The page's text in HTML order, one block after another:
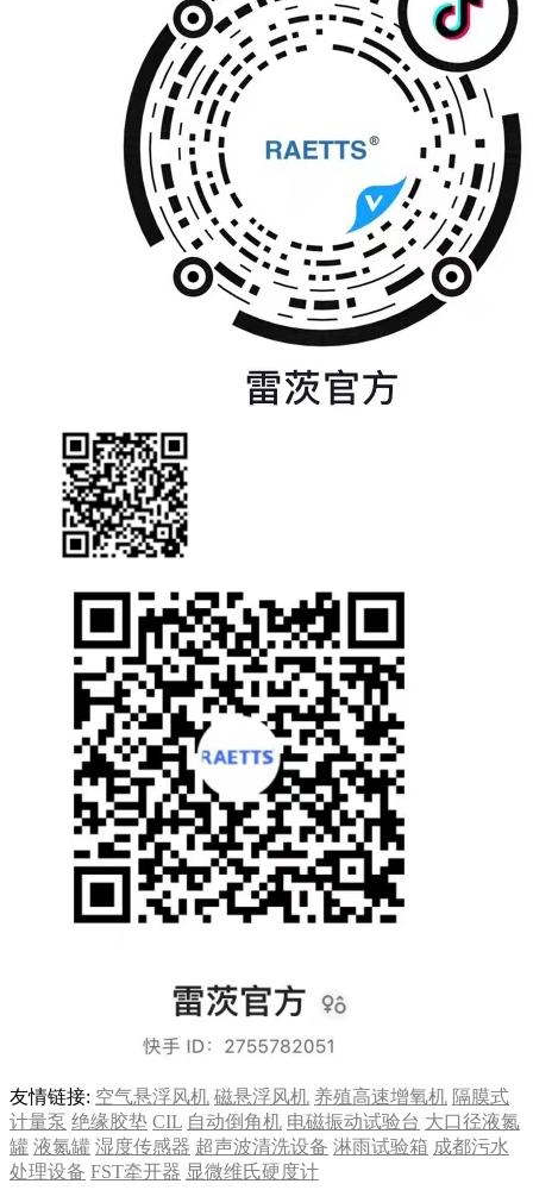
友情链接: 空气悬浮风机 磁悬浮风机 养殖高速增氧机 隔膜式
计量泵 绝缘胶垫 CIL 自动倒角机 电磁振动试验台 大口径液氮
罐 液氮罐 湿度传感器 超声波清洗设备 淋雨试验箱 成都污水
处理设备 FST牵开器 显微维氏硬度计